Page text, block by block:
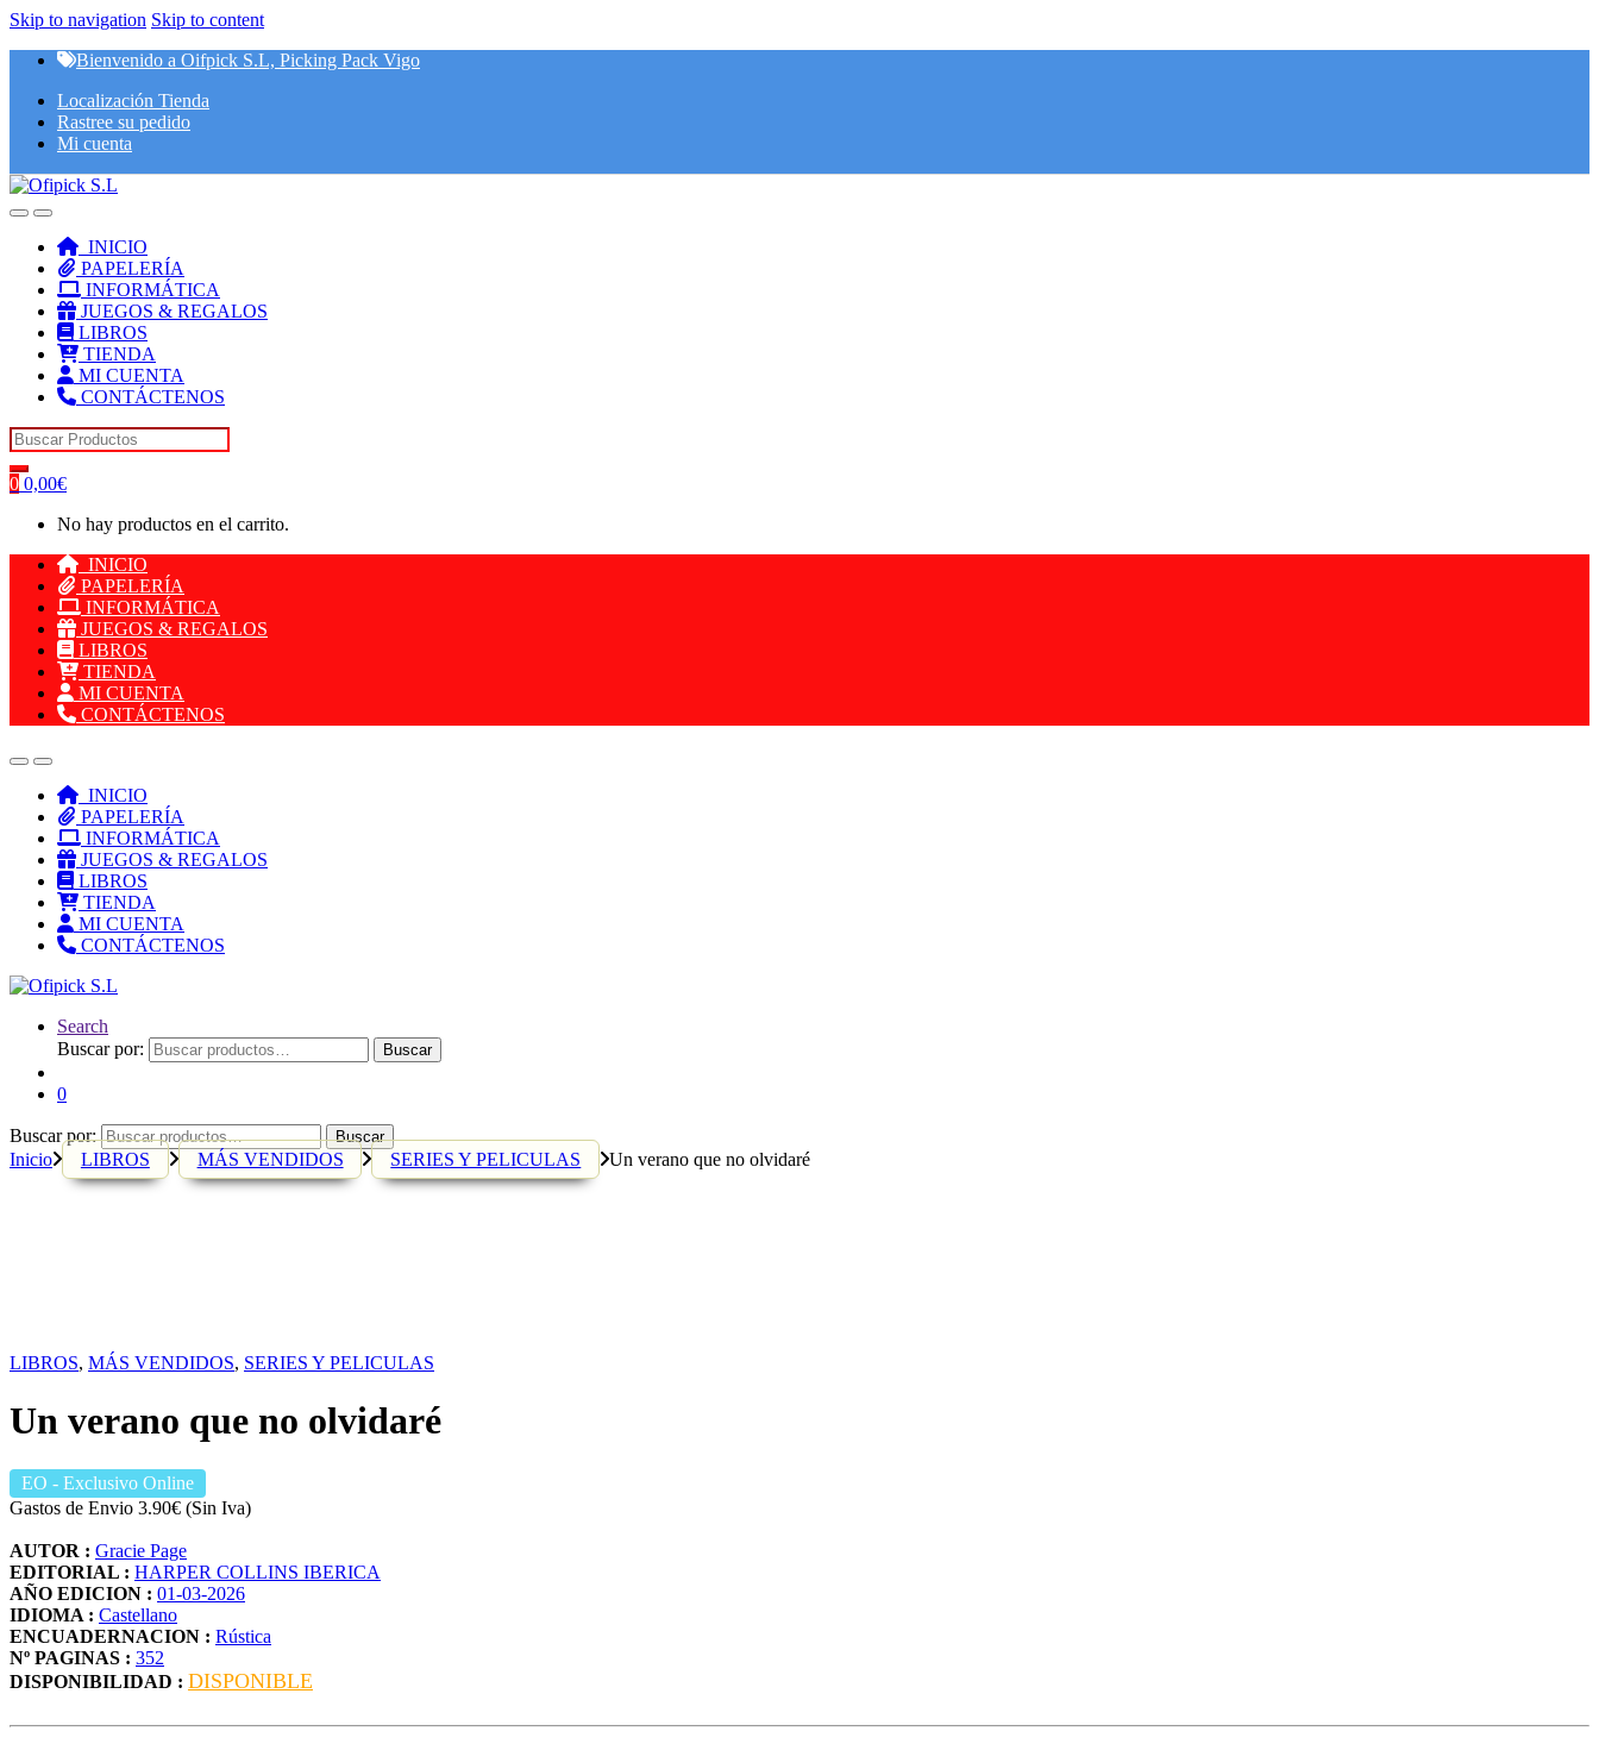
Skip to navigation Skip to content
Bienvenido a Oifpick S.L, Picking Pack Vigo
Localización Tienda
Rastree su pedido
Mi cuenta
INICIO
PAPELERÍA
INFORMÁTICA
JUEGOS & REGALOS
LIBROS
TIENDA
MI CUENTA
CONTÁCTENOS
Search for:
0 0,00€
No hay productos en el carrito.
INICIO
PAPELERÍA
INFORMÁTICA
JUEGOS & REGALOS
LIBROS
TIENDA
MI CUENTA
CONTÁCTENOS
INICIO
PAPELERÍA
INFORMÁTICA
JUEGOS & REGALOS
LIBROS
TIENDA
MI CUENTA
CONTÁCTENOS
Search
Buscar por:
Buscar
0
Buscar por: Buscar
Inicio LIBROS MÁS VENDIDOS SERIES Y PELICULAS Un verano que no olvidaré
LIBROS, MÁS VENDIDOS, SERIES Y PELICULAS
Un verano que no olvidaré
EO - Exclusivo Online
Gastos de Envio 3.90€ (Sin Iva)
AUTOR : Gracie Page
EDITORIAL : HARPER COLLINS IBERICA
AÑO EDICION : 01-03-2026
IDIOMA : Castellano
ENCUADERNACION : Rústica
Nº PAGINAS : 352
DISPONIBILIDAD : DISPONIBLE